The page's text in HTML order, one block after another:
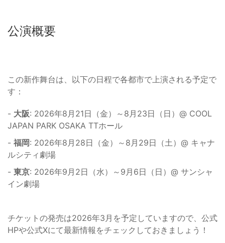
公演概要
この新作舞台は、以下の日程で各都市で上演される予定で
す：
- 大阪: 2026年8月21日（金）～8月23日（日）@ COOL
JAPAN PARK OSAKA TTホール
- 福岡: 2026年8月28日（金）～8月29日（土）@ キャナ
ルシティ劇場
- 東京: 2026年9月2日（水）～9月6日（日）@ サンシャ
イン劇場
チケットの発売は2026年3月を予定していますので、公式
HPや公式Xにて最新情報をチェックしておきましょう！